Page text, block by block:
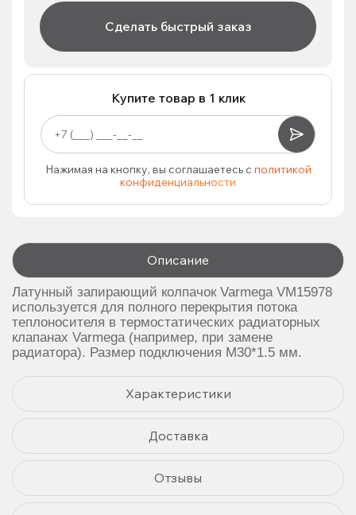
Сделать быстрый заказ
Купите товар в 1 клик
Нажимая на кнопку, вы соглашаетесь с политикой
конфиденциальности
Описание
Латунный запирающий колпачок Varmega VM15978
используется для полного перекрытия потока
теплоносителя в термостатических радиаторных
клапанах Varmega (например, при замене
радиатора). Размер подключения M30*1.5 мм.
Характеристики
Доставка
Отзывы